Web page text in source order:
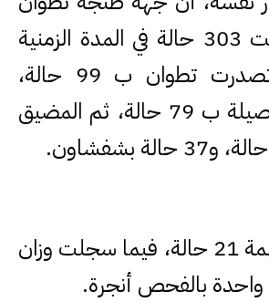
الحسيمة سجلت 303 حالة في المدة الزمنية
المذكورة، إذ تصدرت تطوان ب 99 حالة،
تبعتها طنجة أصيلة ب 79 حالة، ثم المضيق
وشهدت الحسيمة 21 حالة، فيما سجلت وزان